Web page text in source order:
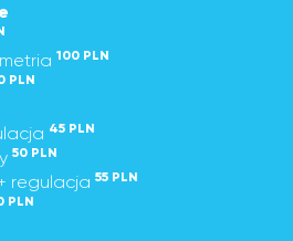
100 PLN
PLN
45 PLN
50 PLN
regulacja 55 PLN
PLN